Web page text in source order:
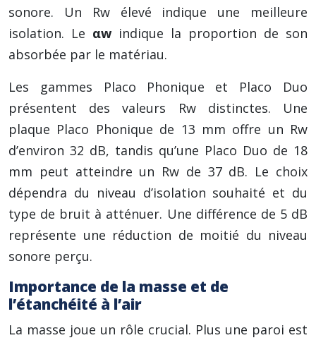
sonore. Un Rw élevé indique une meilleure
isolation. Le αw indique la proportion de son
absorbée par le matériau.
Les gammes Placo Phonique et Placo Duo
présentent des valeurs Rw distinctes. Une
plaque Placo Phonique de 13 mm offre un Rw
d’environ 32 dB, tandis qu’une Placo Duo de 18
mm peut atteindre un Rw de 37 dB. Le choix
dépendra du niveau d’isolation souhaité et du
type de bruit à atténuer. Une différence de 5 dB
représente une réduction de moitié du niveau
sonore perçu.
Importance de la masse et de
l’étanchéité à l’air
La masse joue un rôle crucial. Plus une paroi est